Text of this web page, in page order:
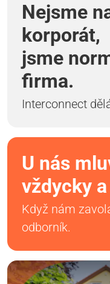
Nejsme
korporát,
jsme
firma.
Interconnect
U nás
vždycky
Když nám
odborník.